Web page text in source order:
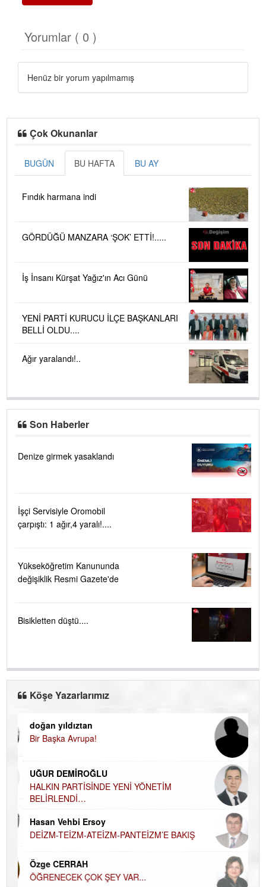
Yorumlar ( 0 )
Henüz bir yorum yapılmamış
Çok Okunanlar
BUGÜN BU HAFTA BU AY
Fındık harmana indi
GÖRDÜĞÜ MANZARA ‘ŞOK’ ETTİ!.....
İş İnsanı Kürşat Yağız'ın Acı Günü
YENİ PARTİ KURUCU İLÇE BAŞKANLARI
BELLİ OLDU....
Ağır yaralandı!..
Son Haberler
Denize girmek yasaklandı
İşçi Servisiyle Oromobil
çarpıştı: 1 ağır,4 yaralı!....
Yükseköğretim Kanununda
değişiklik Resmi Gazete'de
Bisikletten düştü....
Köşe Yazarlarımız
doğan yıldıztan
Bir Başka Avrupa!
UĞUR DEMİROĞLU
HALKIN PARTİSİNDE YENİ YÖNETİM
BELİRLENDİ…
Hasan Vehbi Ersoy
DEİZM-TEİZM-ATEİZM-PANTEİZM’E BAKIŞ
Özge CERRAH
ÖĞRENECEK ÇOK ŞEY VAR...